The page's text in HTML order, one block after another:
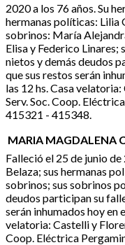
2020 a los 76 años. Su
hermanas políticas: Lilia
sobrinos: María
Elisa y Federico
nietos y demás deudos
que sus restos serán
las 12 hs. Casa
Serv. Soc. Coop.
415321 - 415348.
 MARIA MAGDALENA
Falleció el 25 de junio de
Belaza; sus hermanas
sobrinos; sus sobrinos
deudos participan su
serán inhumados hoy en
velatoria: Castelli y
Coop. Eléctrica